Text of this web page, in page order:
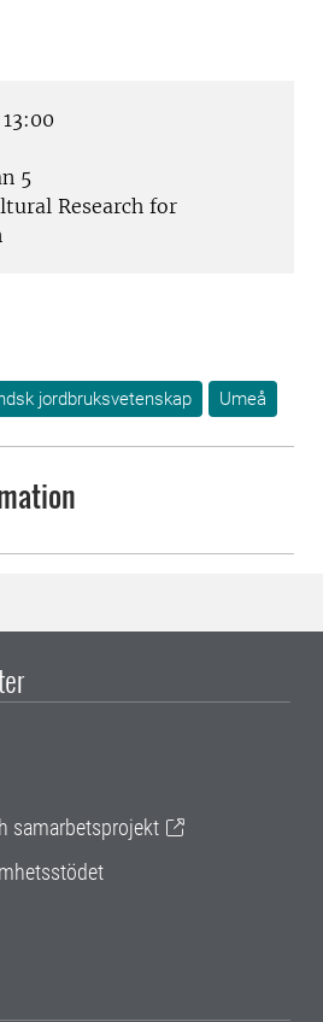
5
Research for
jordbruksvetenskap Umeå
samarbetsprojekt